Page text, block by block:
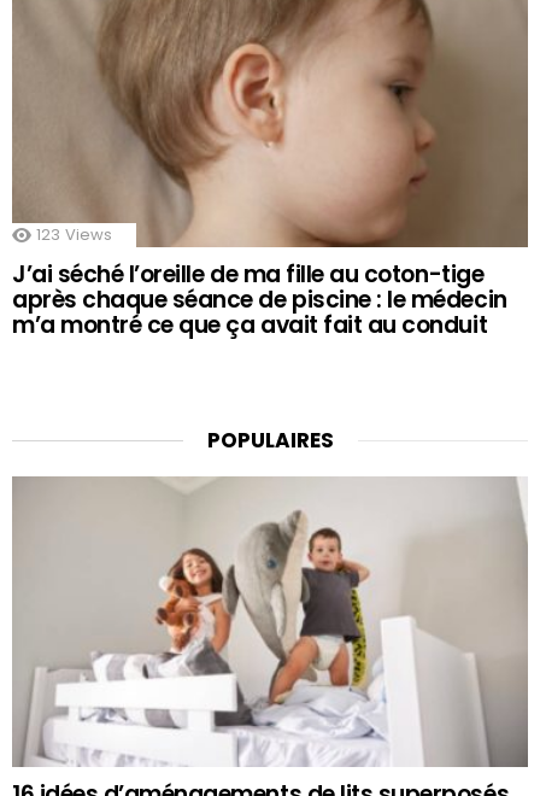
123 Views
J’ai séché l’oreille de ma fille au coton-tige
après chaque séance de piscine : le médecin
m’a montré ce que ça avait fait au conduit
POPULAIRES